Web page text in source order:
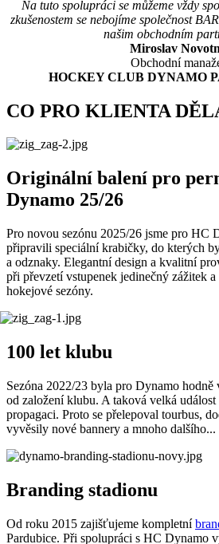
Na tuto spolupráci se můžeme vždy
zkušenostem se nebojíme společnost
našim obchodním
Miroslav
Obchodní
HOCKEY CLUB DYNAMO
CO PRO KLIENTA
Originální balení pro
Dynamo 25/26
Pro novou sezónu 2025/26 jsme pro HC
připravili speciální krabičky, do kterých
a odznaky. Elegantní design a kvalitní
při převzetí vstupenek jedinečný zážitek
hokejové sezóny.
100 let klubu
Sezóna 2022/23 byla pro Dynamo
od založení klubu. A taková velká
propagaci. Proto se přelepoval tourbus,
vyvěsily nové bannery a mnoho dalšího...
Branding stadionu
Od roku 2015 zajišťujeme kompletní
Pardubice. Při spolupráci s HC Dynamo